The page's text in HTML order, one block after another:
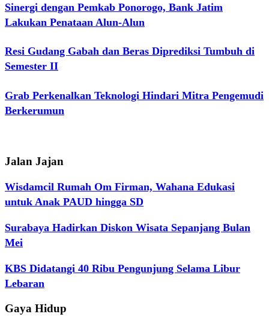
Sinergi dengan Pemkab Ponorogo, Bank Jatim
Lakukan Penataan Alun-Alun
Resi Gudang Gabah dan Beras Diprediksi Tumbuh di
Semester II
Grab Perkenalkan Teknologi Hindari Mitra Pengemudi
Berkerumun
Jalan Jajan
Wisdamcil Rumah Om Firman, Wahana Edukasi
untuk Anak PAUD hingga SD
Surabaya Hadirkan Diskon Wisata Sepanjang Bulan
Mei
KBS Didatangi 40 Ribu Pengunjung Selama Libur
Lebaran
Gaya Hidup